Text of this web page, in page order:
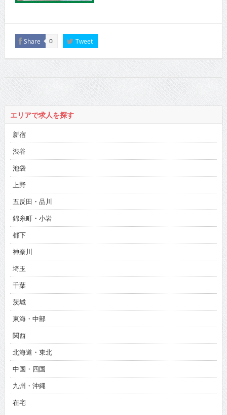
Share 0 Tweet
エリアで求人を探す
新宿
渋谷
池袋
上野
五反田・品川
錦糸町・小岩
都下
神奈川
埼玉
千葉
茨城
東海・中部
関西
北海道・東北
中国・四国
九州・沖縄
在宅